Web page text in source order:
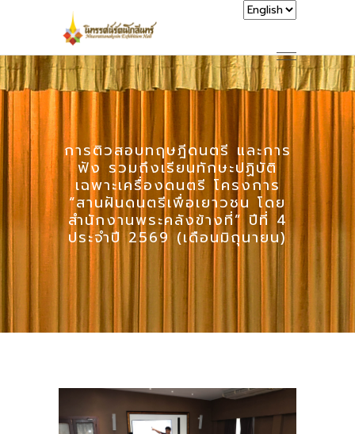
การติวสอบทฤษฎีดนตรี และการ
ฟัง รวมถึงเรียนทักษะปฏิบัติ
เฉพาะเครื่องดนตรี โครงการ
“สานฝันดนตรีเพื่อเยาวชน โดย
สำนักงานพระคลังข้างที่” ปีที่ 4
ประจำปี 2569 (เดือนมิถุนายน)